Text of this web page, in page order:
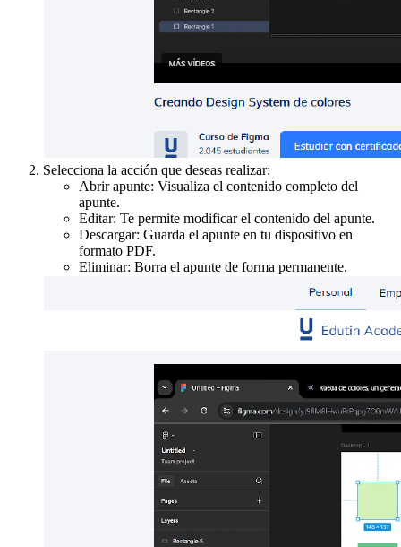
Selecciona la acción que deseas realizar:
Abrir apunte: Visualiza el contenido completo del
apunte.
Editar: Te permite modificar el contenido del apunte.
Descargar: Guarda el apunte en tu dispositivo en
formato PDF.
Eliminar: Borra el apunte de forma permanente.